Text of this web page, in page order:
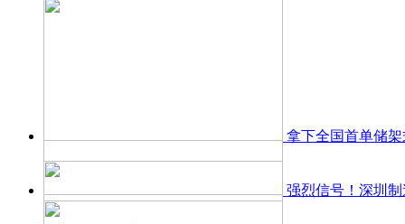
拿下全国首单储
强烈信号！深圳